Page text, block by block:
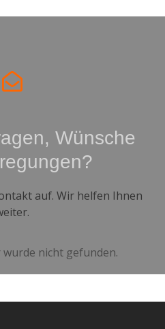
Wünsche
auf. Wir helfen Ihnen
nicht gefunden.